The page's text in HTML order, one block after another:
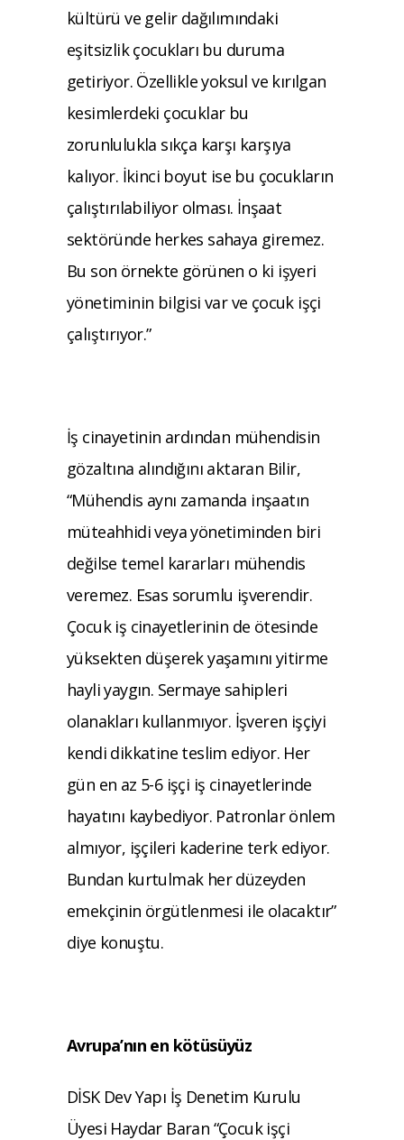
kültürü ve gelir dağılımındaki
eşitsizlik çocukları bu duruma
getiriyor. Özellikle yoksul ve kırılgan
kesimlerdeki çocuklar bu
zorunlulukla sıkça karşı karşıya
kalıyor. İkinci boyut ise bu çocukların
çalıştırılabiliyor olması. İnşaat
sektöründe herkes sahaya giremez.
Bu son örnekte görünen o ki işyeri
yönetiminin bilgisi var ve çocuk işçi
çalıştırıyor.”
İş cinayetinin ardından mühendisin
gözaltına alındığını aktaran Bilir,
“Mühendis aynı zamanda inşaatın
müteahhidi veya yönetiminden biri
değilse temel kararları mühendis
veremez. Esas sorumlu işverendir.
Çocuk iş cinayetlerinin de ötesinde
yüksekten düşerek yaşamını yitirme
hayli yaygın. Sermaye sahipleri
olanakları kullanmıyor. İşveren işçiyi
kendi dikkatine teslim ediyor. Her
gün en az 5-6 işçi iş cinayetlerinde
hayatını kaybediyor. Patronlar önlem
almıyor, işçileri kaderine terk ediyor.
Bundan kurtulmak her düzeyden
emekçinin örgütlenmesi ile olacaktır”
diye konuştu.
Avrupa’nın en kötüsüyüz
DİSK Dev Yapı İş Denetim Kurulu
Üyesi Haydar Baran “Çocuk işçi